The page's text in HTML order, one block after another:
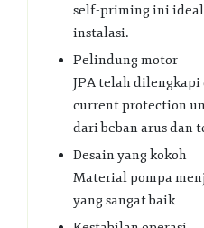
self-priming ini
instalasi.
Pelindung motor
JPA telah
current protection
dari beban arus dan
Desain yang kokoh
Material pompa
yang sangat baik